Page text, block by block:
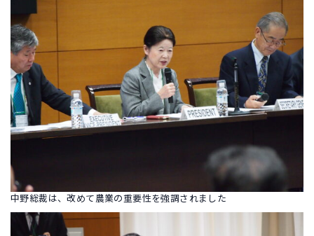
中野総裁は、改めて農業の重要性を強調されました